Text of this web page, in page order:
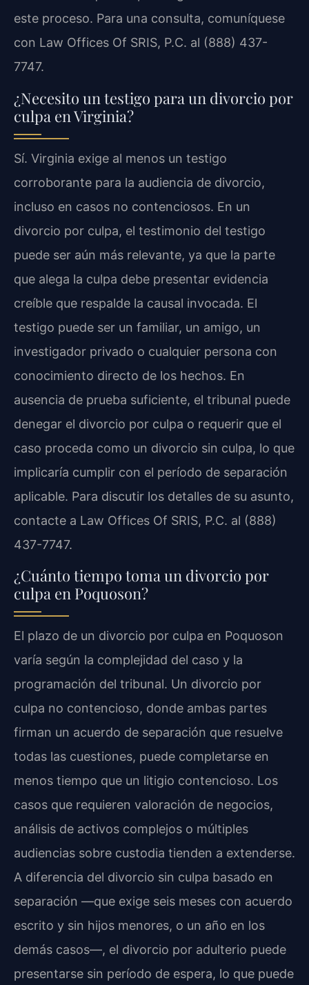
este proceso. Para una consulta, comuníquese
con Law Offices Of SRIS, P.C. al (888) 437-
7747.
¿Necesito un testigo para un divorcio por
culpa en Virginia?
Sí. Virginia exige al menos un testigo
corroborante para la audiencia de divorcio,
incluso en casos no contenciosos. En un
divorcio por culpa, el testimonio del testigo
puede ser aún más relevante, ya que la parte
que alega la culpa debe presentar evidencia
creíble que respalde la causal invocada. El
testigo puede ser un familiar, un amigo, un
investigador privado o cualquier persona con
conocimiento directo de los hechos. En
ausencia de prueba suficiente, el tribunal puede
denegar el divorcio por culpa o requerir que el
caso proceda como un divorcio sin culpa, lo que
implicaría cumplir con el período de separación
aplicable. Para discutir los detalles de su asunto,
contacte a Law Offices Of SRIS, P.C. al (888)
437-7747.
¿Cuánto tiempo toma un divorcio por
culpa en Poquoson?
El plazo de un divorcio por culpa en Poquoson
varía según la complejidad del caso y la
programación del tribunal. Un divorcio por
culpa no contencioso, donde ambas partes
firman un acuerdo de separación que resuelve
todas las cuestiones, puede completarse en
menos tiempo que un litigio contencioso. Los
casos que requieren valoración de negocios,
análisis de activos complejos o múltiples
audiencias sobre custodia tienden a extenderse.
A diferencia del divorcio sin culpa basado en
separación —que exige seis meses con acuerdo
escrito y sin hijos menores, o un año en los
demás casos—, el divorcio por adulterio puede
presentarse sin período de espera, lo que puede